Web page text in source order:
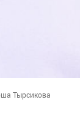
Тырсикова